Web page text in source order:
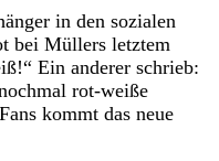
in den sozialen
bei Müllers letztem
Ein anderer schrieb:
rot-weiße
kommt das neue